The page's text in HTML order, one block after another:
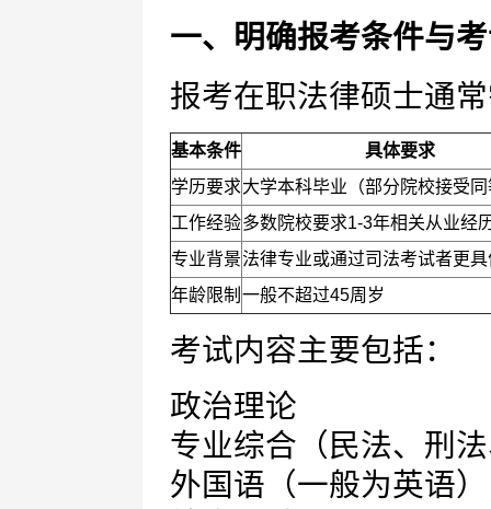
一、明确报考条件与
报考在职法律硕士通
基本条件
具体要求
学历要求大学本科毕业（部分院校接受
工作经验多数院校要求1-3年相关从业经
专业背景法律专业或通过司法考试者更
年龄限制 一般不超过45周岁
考试内容主要包括：
政治理论
专业综合（民法、刑
外国语（一般为英语）